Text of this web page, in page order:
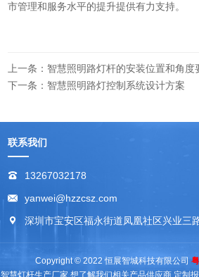
市管理和服务水平的提升提供有力支持。
上一条：智慧照明路灯杆的安装位置和角度
下一条：智慧照明路灯控制系统设计方案
联系我们
13267032178
yanwei@hzzcsz.com
深圳市宝安区福永街道凤凰社区兴业三
Copyright © 2022 恒展智城科技有限公司
智慧灯杆生产厂家,想了解我们相关产品供应商,定制